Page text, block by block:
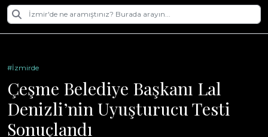
#İzmirde
Çeşme Belediye Başkanı Lal
Denizli’nin Uyuşturucu Testi
Sonuçlandı